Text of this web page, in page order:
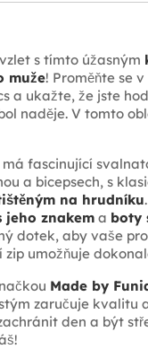
s tímto úžasným
muže! Proměňte se
a ukažte, že jste
naděje. V tomto
má fascinující
a bicepsech, s
na hrudníku
jeho znakem a boty
dotek, aby vaše
umožňuje
Made by
zaručuje kvalitu
den a být